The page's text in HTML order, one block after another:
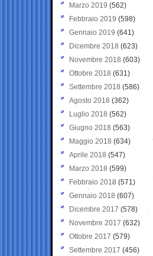
Marzo 2019 (562)
Febbraio 2019 (598)
Gennaio 2019 (641)
Dicembre 2018 (623)
Novembre 2018 (603)
Ottobre 2018 (631)
Settembre 2018 (586)
Agosto 2018 (362)
Luglio 2018 (562)
Giugno 2018 (563)
Maggio 2018 (634)
Aprile 2018 (547)
Marzo 2018 (599)
Febbraio 2018 (571)
Gennaio 2018 (607)
Dicembre 2017 (578)
Novembre 2017 (632)
Ottobre 2017 (579)
Settembre 2017 (456)